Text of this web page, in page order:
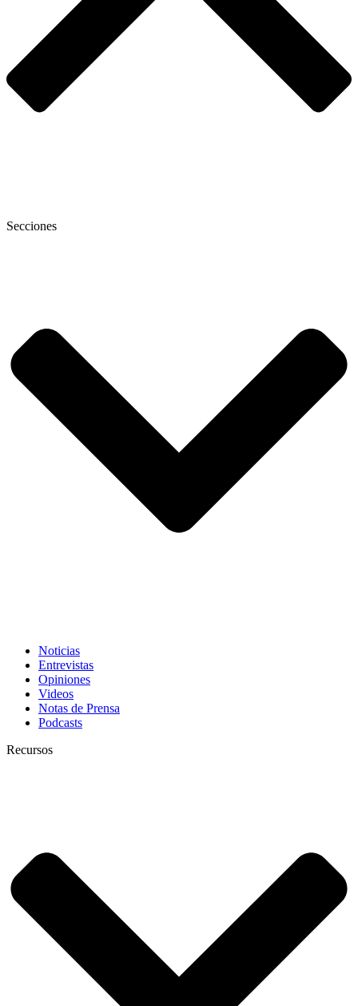
Secciones
Noticias
Entrevistas
Opiniones
Videos
Notas de Prensa
Podcasts
Recursos